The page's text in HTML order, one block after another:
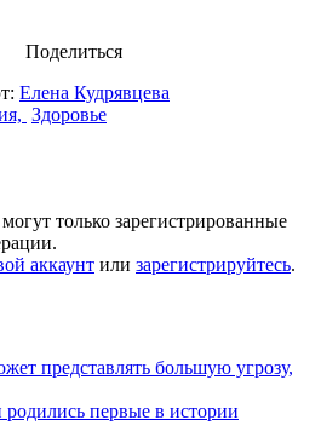
Поделиться
Елена Кудрявцева
Здоровье
только зарегистрированные
аккаунт или зарегистрируйтесь.
представлять большую угрозу,
первые в истории